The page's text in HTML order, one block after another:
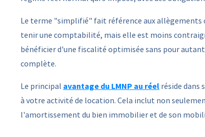
Le terme "simplifié" fait référence aux allègements
tenir une comptabilité, mais elle est moins
bénéficier d'une fiscalité optimisée sans pour
complète.
Le principal avantage du LMNP au réel réside dans
à votre activité de location. Cela inclut non
l'amortissement du bien immobilier et de son